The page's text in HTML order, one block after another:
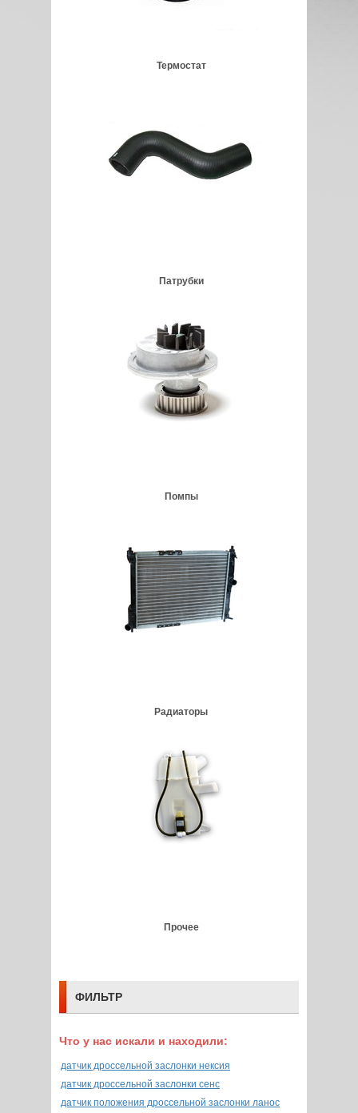
Термостат
Патрубки
Помпы
Радиаторы
Прочее
ФИЛЬТР
Что у нас искали и находили:
датчик дроссельной заслонки нексия
датчик дроссельной заслонки сенс
датчик положения дроссельной заслонки ланос